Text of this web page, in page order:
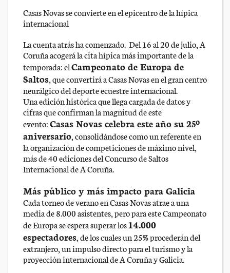
Casas Novas se convierte en el epicentro de la hípica
internacional
La cuenta atrás ha comenzado. Del 16 al 20 de julio, A
Coruña acogerá la cita hípica más importante de la
temporada: elCampeonato de Europa de
Saltos, que convertirá a Casas Novas en el gran centro
neurálgico del deporte ecuestre internacional.
Una edición histórica que llega cargada de datos y
cifras que confirman la magnitud de este
evento:Casas Novas celebra este año su 25º
aniversario, consolidándose como un referente en
la organización de competiciones de máximo nivel,
más de 40 ediciones del Concurso de Saltos
Internacional de A Coruña.
Más público y más impacto para Galicia
Cada torneo de verano en Casas Novas atrae a una
media de 8.000 asistentes, pero para este Campeonato
de Europa se espera superar los14.000
espectadores, de los cuales un 25% procederán del
extranjero, un impulso directo para el turismo y la
proyección internacional de A Coruña y Galicia.